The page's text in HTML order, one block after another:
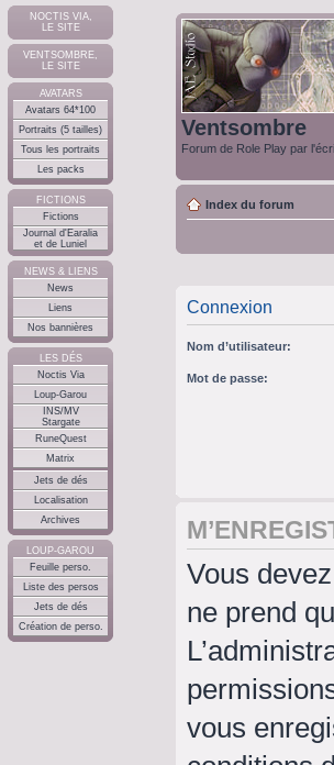
NOCTIS VIA,
LE SITE
VENTSOMBRE,
LE SITE
AVATARS
Avatars 64*100
Portraits (5 tailles)
Tous les portraits
Les packs
FICTIONS
Fictions
Journal d'Earalia
et de Luniel
NEWS & LIENS
News
Liens
Nos bannières
LES DÉS
Noctis Via
Loup-Garou
INS/MV
Stargate
RuneQuest
Matrix
Jets de dés
Localisation
Archives
LOUP-GAROU
Feuille perso.
Liste des persos
Jets de dés
Création de perso.
Ventsombre
Forum de Role Play par
Index du forum
Connexion
Nom d’utilisateur:
Mot de passe:
Vous
ne prend
vous